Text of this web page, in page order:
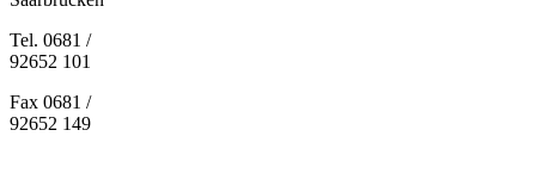
Tel. 0681 /
92652 101
Fax 0681 /
92652 149